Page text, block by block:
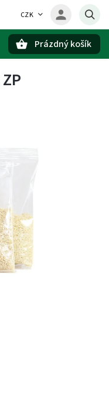
CZK
Prázdný košík